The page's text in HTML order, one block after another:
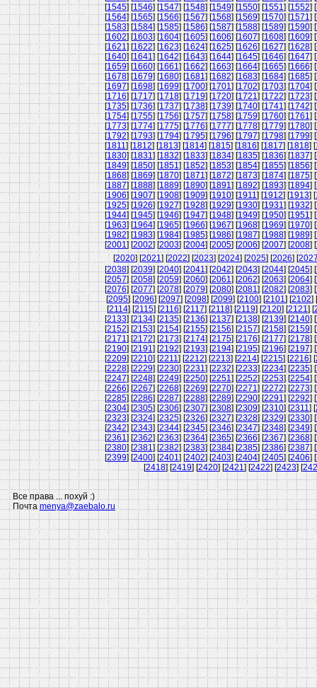
[1545] [1546] [1547] [1548] [1549] [1550] [1551] [1552] [
[1564] [1565] [1566] [1567] [1568] [1569] [1570] [1571] [
[1583] [1584] [1585] [1586] [1587] [1588] [1589] [1590] [
[1602] [1603] [1604] [1605] [1606] [1607] [1608] [1609] [
[1621] [1622] [1623] [1624] [1625] [1626] [1627] [1628] [
[1640] [1641] [1642] [1643] [1644] [1645] [1646] [1647] [
[1659] [1660] [1661] [1662] [1663] [1664] [1665] [1666] [
[1678] [1679] [1680] [1681] [1682] [1683] [1684] [1685] [
[1697] [1698] [1699] [1700] [1701] [1702] [1703] [1704] [
[1716] [1717] [1718] [1719] [1720] [1721] [1722] [1723] [
[1735] [1736] [1737] [1738] [1739] [1740] [1741] [1742] [
[1754] [1755] [1756] [1757] [1758] [1759] [1760] [1761] [
[1773] [1774] [1775] [1776] [1777] [1778] [1779] [1780] [
[1792] [1793] [1794] [1795] [1796] [1797] [1798] [1799] [
[1811] [1812] [1813] [1814] [1815] [1816] [1817] [1818] [
[1830] [1831] [1832] [1833] [1834] [1835] [1836] [1837] [
[1849] [1850] [1851] [1852] [1853] [1854] [1855] [1856] [
[1868] [1869] [1870] [1871] [1872] [1873] [1874] [1875] [
[1887] [1888] [1889] [1890] [1891] [1892] [1893] [1894] [
[1906] [1907] [1908] [1909] [1910] [1911] [1912] [1913] [
[1925] [1926] [1927] [1928] [1929] [1930] [1931] [1932] [
[1944] [1945] [1946] [1947] [1948] [1949] [1950] [1951] [
[1963] [1964] [1965] [1966] [1967] [1968] [1969] [1970] [
[1982] [1983] [1984] [1985] [1986] [1987] [1988] [1989] [
[2001] [2002] [2003] [2004] [2005] [2006] [2007] [2008] [
[2020] [2021] [2022] [2023] [2024] [2025] [2026] [
[2038] [2039] [2040] [2041] [2042] [2043] [2044] [2045] [
[2057] [2058] [2059] [2060] [2061] [2062] [2063] [2064] [
[2076] [2077] [2078] [2079] [2080] [2081] [2082] [2083] [
[2095] [2096] [2097] [2098] [2099] [2100] [2101] [2102] [
[2114] [2115] [2116] [2117] [2118] [2119] [2120] [2121] [
[2133] [2134] [2135] [2136] [2137] [2138] [2139] [2140] [
[2152] [2153] [2154] [2155] [2156] [2157] [2158] [2159] [
[2171] [2172] [2173] [2174] [2175] [2176] [2177] [2178] [
[2190] [2191] [2192] [2193] [2194] [2195] [2196] [2197] [
[2209] [2210] [2211] [2212] [2213] [2214] [2215] [2216] [
[2228] [2229] [2230] [2231] [2232] [2233] [2234] [2235] [
[2247] [2248] [2249] [2250] [2251] [2252] [2253] [2254] [
[2266] [2267] [2268] [2269] [2270] [2271] [2272] [2273] [
[2285] [2286] [2287] [2288] [2289] [2290] [2291] [2292] [
[2304] [2305] [2306] [2307] [2308] [2309] [2310] [2311] [
[2323] [2324] [2325] [2326] [2327] [2328] [2329] [2330] [
[2342] [2343] [2344] [2345] [2346] [2347] [2348] [2349] [
[2361] [2362] [2363] [2364] [2365] [2366] [2367] [2368] [
[2380] [2381] [2382] [2383] [2384] [2385] [2386] [2387] [
[2399] [2400] [2401] [2402] [2403] [2404] [2405] [2406] [
[2418] [2419] [2420] [2421] [2422] [2423] [
Все права ... похуй :)
Почта menya@zaebalo.ru